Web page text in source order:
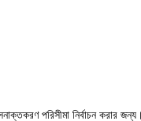
পরিসীমা নির্বাচন করার